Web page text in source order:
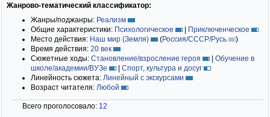
Жанрово-тематический классификатор:
Жанры/поджанры: Реализм
Общие характеристики: Психологическое | Приключенческое
Место действия: Наш мир (Земля) (Россия/СССР/Русь
)
Время действия: 20 век
Сюжетные ходы: Становление/взросление героя | Обучение в
школе/академии/ВУЗе
| Спорт, культура и досуг
Линейность сюжета: Линейный с экскурсами
Возраст читателя: Любой
Всего проголосовало: 12